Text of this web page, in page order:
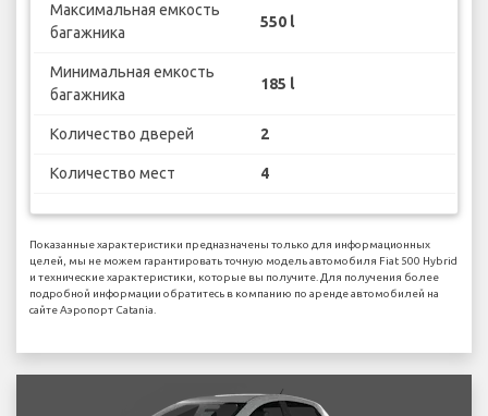
Максимальная емкость
багажника
550 l
Минимальная емкость
багажника
185 l
Количество дверей 2
Количество мест 4
Показанные характеристики предназначены только для информационных
целей, мы не можем гарантировать точную модель автомобиля Fiat 500 Hybrid
и технические характеристики, которые вы получите. Для получения более
подробной информации обратитесь в компанию по аренде автомобилей на
сайте Аэропорт Catania.